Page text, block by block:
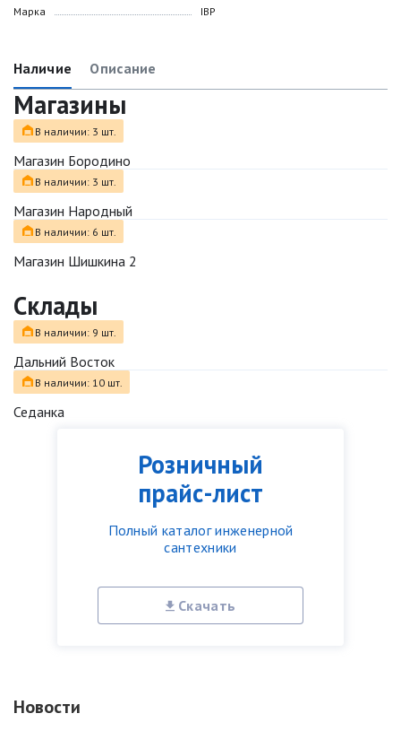
Розничный
прайс-лист
Полный каталог инженерной
сантехники
Скачать
Новости
Марка IBP
Наличие Описание
Магазины
В наличии: 3 шт.
Магазин Бородино
В наличии: 3 шт.
Магазин Народный
В наличии: 6 шт.
Магазин Шишкина 2
Склады
В наличии: 9 шт.
Дальний Восток
В наличии: 10 шт.
Седанка